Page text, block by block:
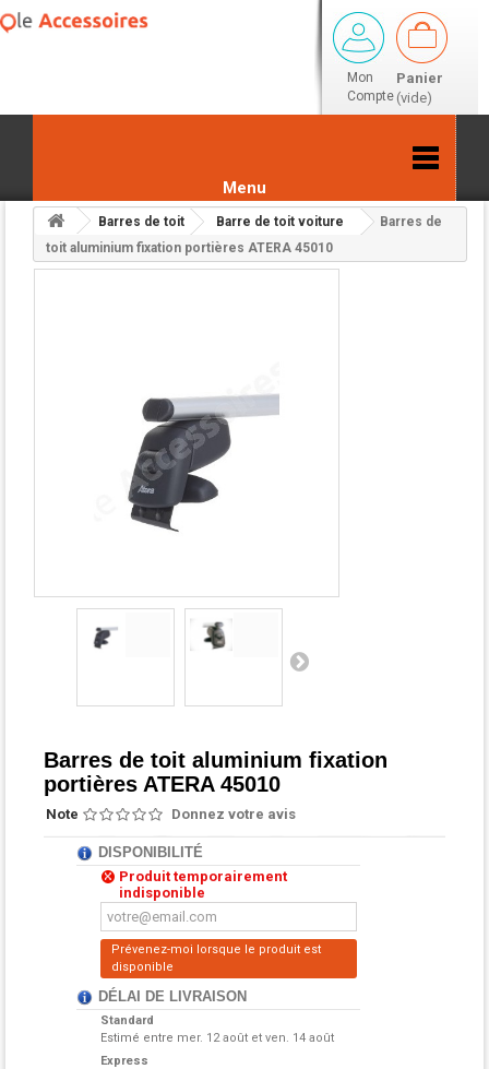
Mon
Compte
Panier
(vide)
Menu
Barres de toit Barre de toit voiture
Barres de
toit aluminium fixation portières ATERA 45010Retour aux résultats
Barres de toit aluminium fixation
portières ATERA 45010
Note Donnez votre avis
DISPONIBILITÉ
Produit temporairement
indisponible
Prévenez-moi lorsque le produit est
disponible
DÉLAI DE LIVRAISON
Standard
Estimé entre mer. 12 août et ven. 14 août
Express